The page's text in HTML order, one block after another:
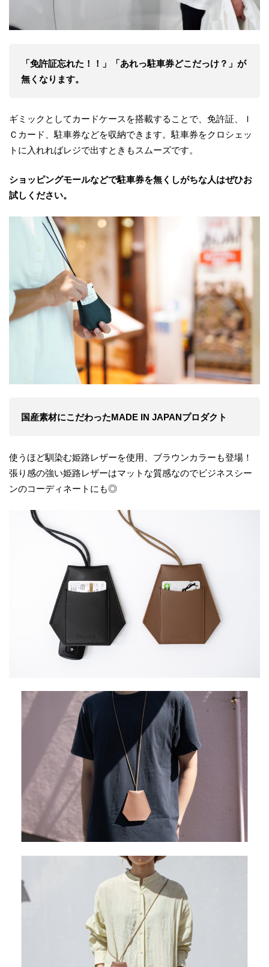
「免許証忘れた！！」「あれっ駐車券どこだっけ？」が
無くなります。
ギミックとしてカードケースを搭載することで、免許証、Ｉ
Ｃカード、駐車券などを収納できます。駐車券をクロシェッ
トに入れればレジで出すときもスムーズです。
ショッピングモールなどで駐車券を無くしがちな人はぜひお
試しください。
国産素材にこだわったMADE IN JAPANプロダクト
使うほど馴染む姫路レザーを使用、ブラウンカラーも登場！
張り感の強い姫路レザーはマットな質感なのでビジネスシー
ンのコーディネートにも◎